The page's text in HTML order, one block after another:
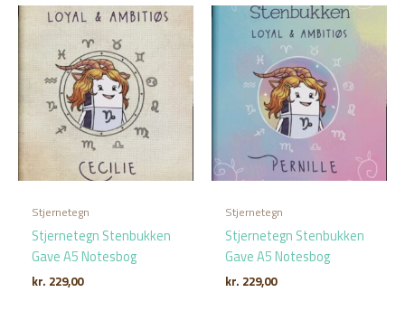
Stjernetegn
Stjernetegn Stenbukken
Gave A5 Notesbog
kr. 229,00
Stjernetegn
Stjernetegn Stenbukken
Gave A5 Notesbog
kr. 229,00